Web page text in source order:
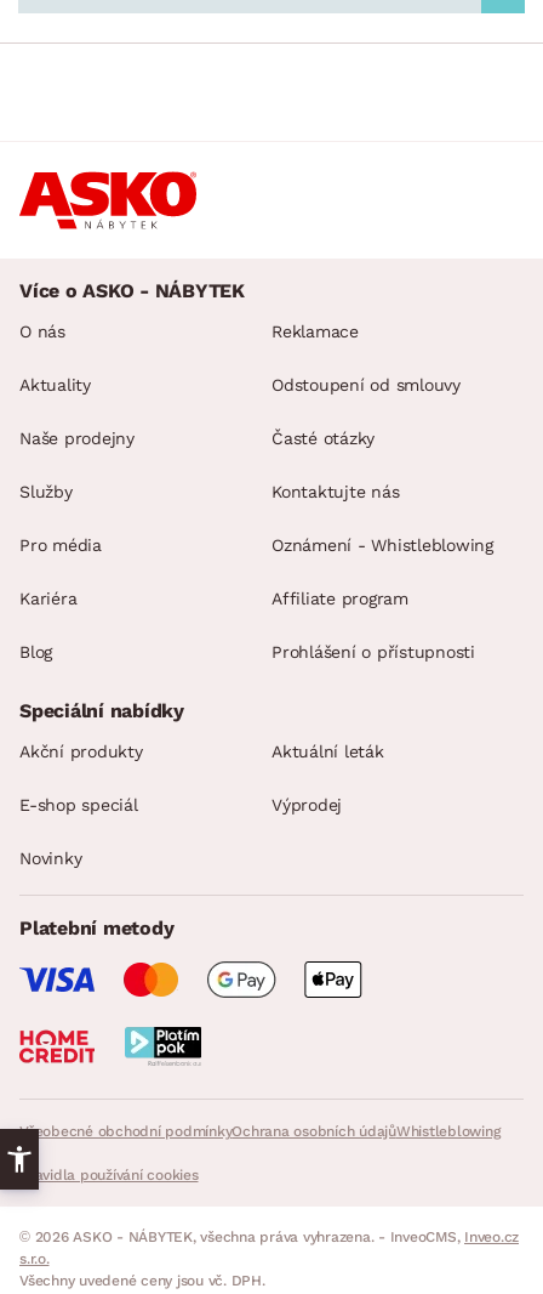
Více o ASKO - NÁBYTEK
O nás
Aktuality
Naše prodejny
Služby
Pro média
Kariéra
Blog
Reklamace
Odstoupení od smlouvy
Časté otázky
Kontaktujte nás
Oznámení - Whistleblowing
Affiliate program
Prohlášení o přístupnosti
Všeobecné obchodní podmínkyOchrana osobních údajůWhistleblowing
Pravidla používání cookies
Speciální nabídky
Akční produkty Aktuální leták
E-shop speciál Výprodej
Novinky
Platební metody
© 2026 ASKO - NÁBYTEK, všechna práva vyhrazena. - InveoCMS, Inveo.cz
s.r.o.
Všechny uvedené ceny jsou vč. DPH.